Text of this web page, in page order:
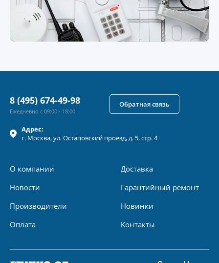
Адрес:
г. Москва, ул.Остаповский проезд, д. 5, стр. 4
О компании
Новости
Производители
Оплата
Доставка
Гарантийный ремонт
Новинки
Контакты
8 (495) 674-49-98
Ежедневно с 09:00 - 18:00
Обратная связь